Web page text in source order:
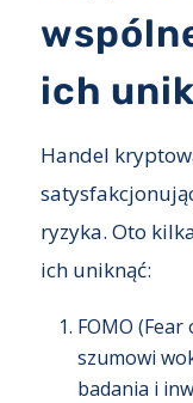
ich
Handel
ryzyka. Oto
ich uniknąć:
FOMO
szumowi
badania i